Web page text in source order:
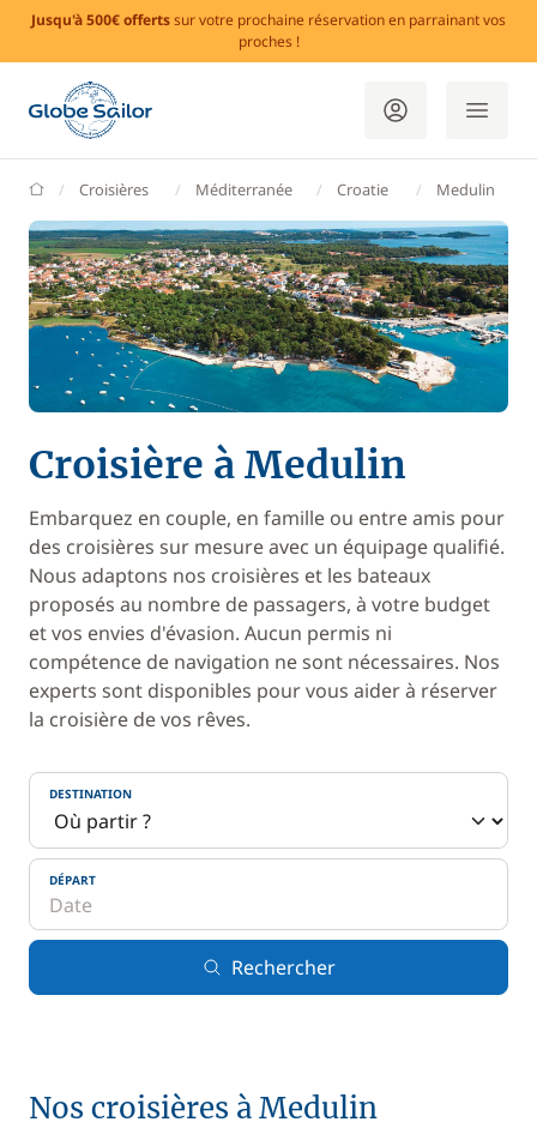
Jusqu'à 500€ offertssur votre prochaine réservation en parrainant vos
proches !
GlobeSailor
Croisières Méditerranée Croatie Medulin
Croisière à Medulin
Embarquez en couple, en famille ou entre amis pour
des croisières sur mesure avec un équipage qualifié.
Nous adaptons nos croisières et les bateaux
proposés au nombre de passagers, à votre budget
et vos envies d'évasion. Aucun permis ni
compétence de navigation ne sont nécessaires. Nos
experts sont disponibles pour vous aider à réserver
la croisière de vos rêves.
DESTINATION
DÉPART
Rechercher
Nos croisières à Medulin